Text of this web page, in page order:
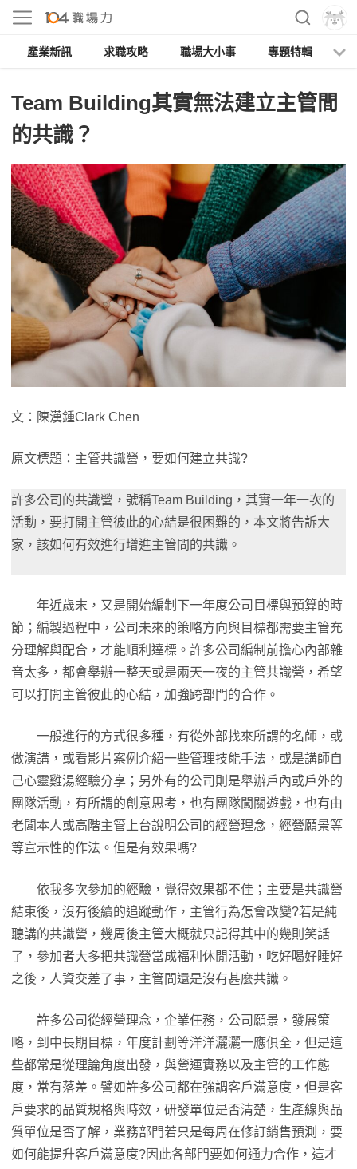
產業新訊 求職攻略 職場大小事 專題特輯
Team Building其實無法建立主管間
的共識？
文：陳漢鍾Clark Chen
原文標題：主管共識營，要如何建立共識?
許多公司的共識營，號稱Team Building，其實一年一次的
活動，要打開主管彼此的心結是很困難的，本文將告訴大
家，該如何有效進行增進主管間的共識。
年近歲末，又是開始編制下一年度公司目標與預算的時
節；編製過程中，公司未來的策略方向與目標都需要主管充
分理解與配合，才能順利達標。許多公司編制前擔心內部雜
音太多，都會舉辦一整天或是兩天一夜的主管共識營，希望
可以打開主管彼此的心結，加強跨部門的合作。
一般進行的方式很多種，有從外部找來所謂的名師，或
做演講，或看影片案例介紹一些管理技能手法，或是講師自
己心靈雞湯經驗分享；另外有的公司則是舉辦戶內或戶外的
團隊活動，有所謂的創意思考，也有團隊闖關遊戲，也有由
老闆本人或高階主管上台說明公司的經營理念，經營願景等
等宣示性的作法。但是有效果嗎?
依我多次參加的經驗，覺得效果都不佳；主要是共識營
結束後，沒有後續的追蹤動作，主管行為怎會改變?若是純
聽講的共識營，幾周後主管大概就只記得其中的幾則笑話
了，參加者大多把共識營當成福利休閒活動，吃好喝好睡好
之後，人資交差了事，主管間還是沒有甚麼共識。
許多公司從經營理念，企業任務，公司願景，發展策
略，到中長期目標，年度計劃等洋洋灑灑一應俱全，但是這
些都常是從理論角度出發，與營運實務以及主管的工作態
度，常有落差。譬如許多公司都在強調客戶滿意度，但是客
戶要求的品質規格與時效，研發單位是否清楚，生產線與品
質單位是否了解，業務部門若只是每周在修訂銷售預測，要
如何能提升客戶滿意度?因此各部門要如何通力合作，這才